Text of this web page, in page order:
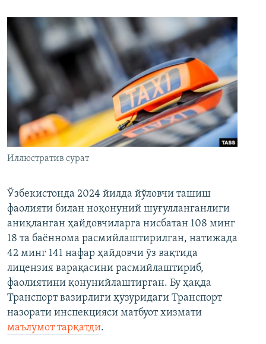
Иллюстратив сурат
Ўзбекистонда 2024 йилда йўловчи ташиш
фаолияти билан ноқонуний шуғулланганлиги
аниқланган ҳайдовчиларга нисбатан 108 минг
18 та баённома расмийлаштирилган, натижада
42 минг 141 нафар ҳайдовчи ўз вақтида
лицензия варақасини расмийлаштириб,
фаолиятини қонунийлаштирган. Бу ҳақда
Транспорт вазирлиги ҳузуридаги Транспорт
назорати инспекцияси матбуот хизмати
маълумот тарқатди.